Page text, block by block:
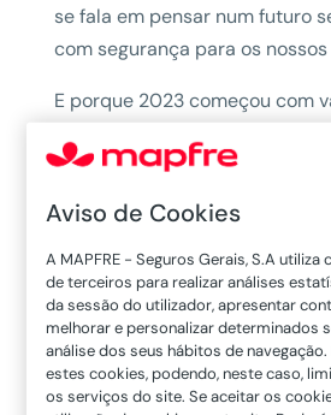
se fala em pensar num futuro
com segurança para os
E porque 2023 começou com
alimentares cada vez mais
dúvida uma excelente
nossos clientes sejam
como devem garantir a
Investir num cenário de crise é
é possível, com um bom
os produtos de investimento
Na MAPFRE temos
Aviso de Cookies
A MAPFRE - Seguros Gerais, S.A
de terceiros para realizar análises
da sessão do utilizador, apresentar
melhorar e personalizar determinados
análise dos seus hábitos de
estes cookies, podendo, neste caso,
os serviços do site. Se aceitar os